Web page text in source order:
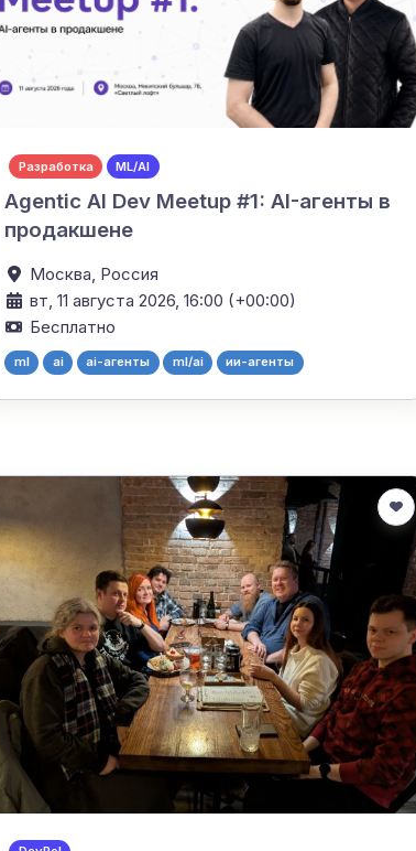
Разработка ML/AI
Agentic AI Dev Meetup #1: AI-агенты в
продакшене
Москва, Россия
вт, 11 августа 2026, 16:00 (+00:00)
Бесплатно
ml ai ai-агенты ml/ai ии-агенты